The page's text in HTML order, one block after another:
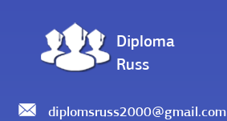
Diploma
Russ
diplomsruss2000@gmail.com